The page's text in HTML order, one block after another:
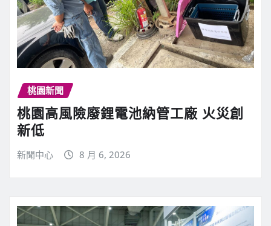
桃園新聞
桃園高風險廢鋰電池納管工廠 火災創
新低
新聞中心 8 月 6, 2026